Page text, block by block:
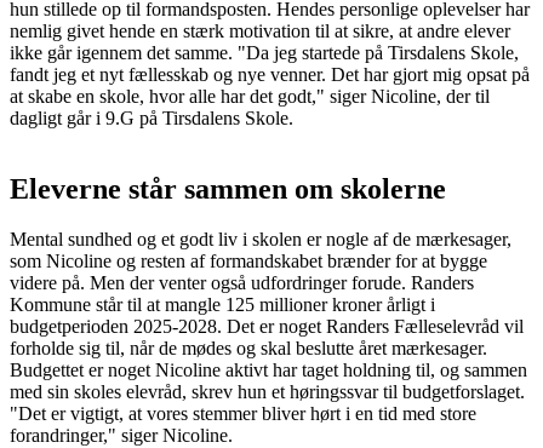
hun stillede op til formandsposten. Hendes personlige oplevelser har
nemlig givet hende en stærk motivation til at sikre, at andre elever
ikke går igennem det samme. "Da jeg startede på Tirsdalens Skole,
fandt jeg et nyt fællesskab og nye venner. Det har gjort mig opsat på
at skabe en skole, hvor alle har det godt," siger Nicoline, der til
dagligt går i 9.G på Tirsdalens Skole.
Eleverne står sammen om skolerne
Mental sundhed og et godt liv i skolen er nogle af de mærkesager,
som Nicoline og resten af formandskabet brænder for at bygge
videre på. Men der venter også udfordringer forude. Randers
Kommune står til at mangle 125 millioner kroner årligt i
budgetperioden 2025-2028. Det er noget Randers Fælleselevråd vil
forholde sig til, når de mødes og skal beslutte året mærkesager.
Budgettet er noget Nicoline aktivt har taget holdning til, og sammen
med sin skoles elevråd, skrev hun et høringssvar til budgetforslaget.
"Det er vigtigt, at vores stemmer bliver hørt i en tid med store
forandringer," siger Nicoline.